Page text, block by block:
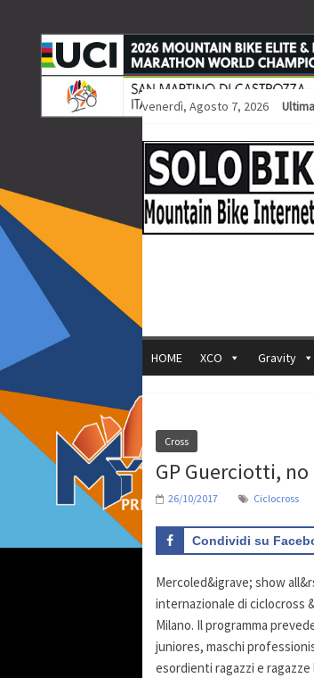
venerdì, Agosto 7, 2026
HOME XCO Gravity
Cross
GP Guerciotti,
26/10/2017 Ciclocross
Condividi su
Mercoled&igrave; show
internazionale di ciclocross
Milano. Il programma
juniores, maschi
esordienti ragazzi e